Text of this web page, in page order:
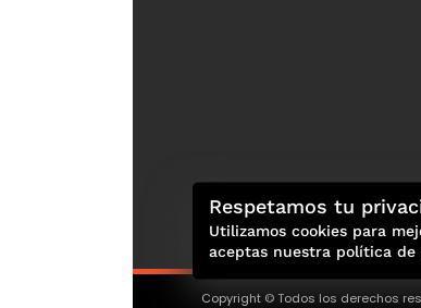
Copyright © Todos los derechos
Respetamos tu
Utilizamos cookies para
aceptas nuestra política